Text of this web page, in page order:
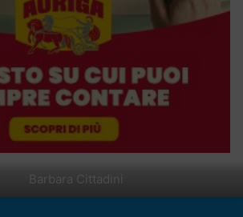
Barbara Cittadini